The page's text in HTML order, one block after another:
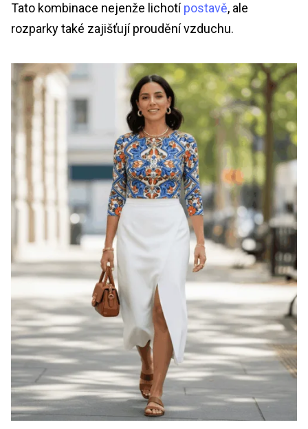
Tato kombinace nejenže lichotípostavě, ale
rozparky také zajišťují proudění vzduchu.